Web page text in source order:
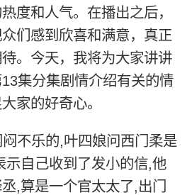
度和人气。在播出之后，
们感到欣喜和满意，真正
。今天，我将为大家讲讲
13集分集剧情介绍有关的情
家的好奇心。
不乐的,叶四娘问西门柔是
示自己收到了发小的信,他
,算是一个官太太了,出门